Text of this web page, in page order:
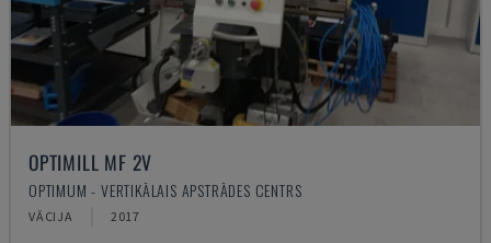
OPTIMILL MF 2V
OPTIMUM - VERTIKĀLAIS APSTRĀDES CENTRS
VĀCIJA 2017